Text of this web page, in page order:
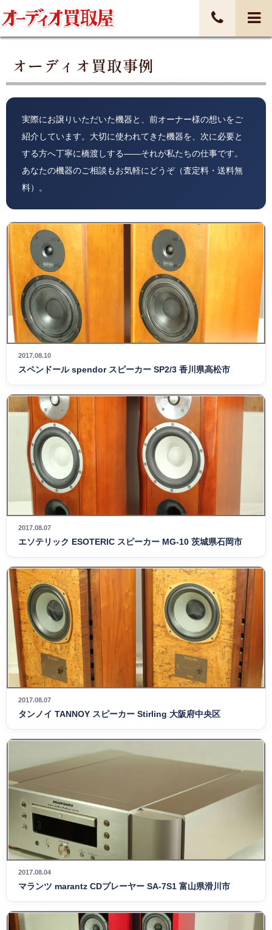
オーディオ買取事例
実際にお譲りいただいた機器と、前オーナー様の想いをご
紹介しています。大切に使われてきた機器を、次に必要と
する方へ丁寧に橋渡しする——それが私たちの仕事です。
あなたの機器のご相談もお気軽にどうぞ（査定料・送料無
料）。
2017.08.10
スペンドール spendor スピーカー SP2/3 香川県高松市
2017.08.07
エソテリック ESOTERIC スピーカー MG-10 茨城県石岡市
2017.08.07
タンノイ TANNOY スピーカー Stirling 大阪府中央区
2017.08.04
マランツ marantz CDプレーヤー SA-7S1 富山県滑川市